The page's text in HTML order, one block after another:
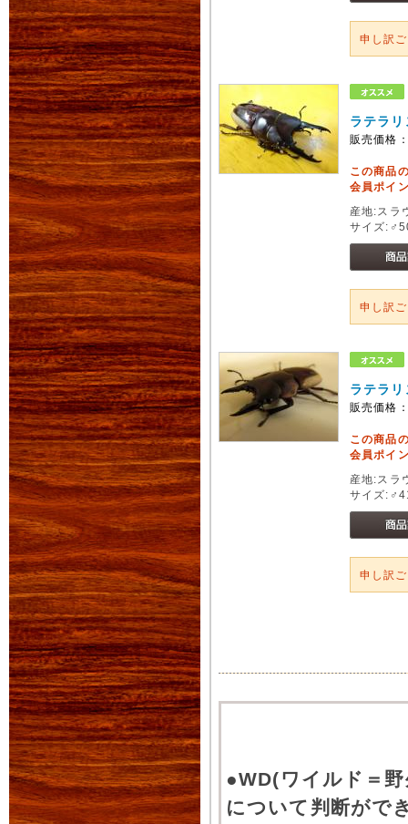
申し訳
ラテラ
販売価格
この商品
会員ポイ
産地:スラ
サイズ
申し訳
ラテラ
販売価格
この商品
会員ポイ
産地:スラ
サイズ
申し訳
●WD(ワイルド＝
について判断がで